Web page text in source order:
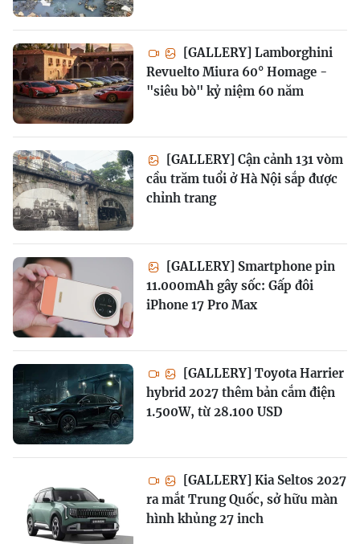
[GALLERY] Lamborghini
Revuelto Miura 60° Homage -
"siêu bò" kỷ niệm 60 năm
[GALLERY] Cận cảnh 131 vòm
cầu trăm tuổi ở Hà Nội sắp được
chỉnh trang
[GALLERY] Smartphone pin
11.000mAh gây sốc: Gấp đôi
iPhone 17 Pro Max
[GALLERY] Toyota Harrier
hybrid 2027 thêm bản cắm điện
1.500W, từ 28.100 USD
[GALLERY] Kia Seltos 2027
ra mắt Trung Quốc, sở hữu màn
hình khủng 27 inch